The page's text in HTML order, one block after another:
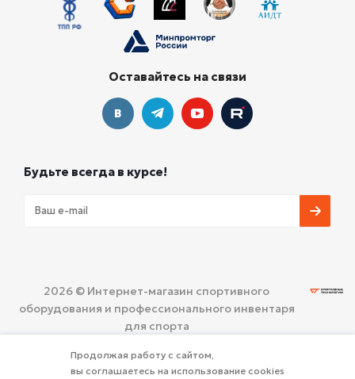
Оставайтесь на связи
Будьте всегда в курсе!
2026 © Интернет-магазин спортивного
оборудования и профессионального инвентаря
для спорта
конфиденциальности
Продолжая работу с сайтом,
вы соглашаетесь на использование cookies